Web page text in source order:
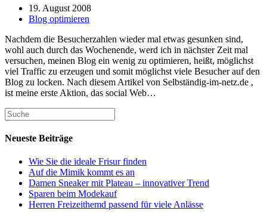
19. August 2008
Blog optimieren
Nachdem die Besucherzahlen wieder mal etwas gesunken sind,
wohl auch durch das Wochenende, werd ich in nächster Zeit mal
versuchen, meinen Blog ein wenig zu optimieren, heißt, möglichst
viel Traffic zu erzeugen und somit möglichst viele Besucher auf den
Blog zu locken. Nach diesem Artikel von Selbständig-im-netz.de ,
ist meine erste Aktion, das social Web…
Neueste Beiträge
Wie Sie die ideale Frisur finden
Auf die Mimik kommt es an
Damen Sneaker mit Plateau – innovativer Trend
Sparen beim Modekauf
Herren Freizeithemd passend für viele Anlässe